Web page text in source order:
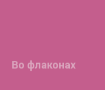
HYALREPAIR®-05